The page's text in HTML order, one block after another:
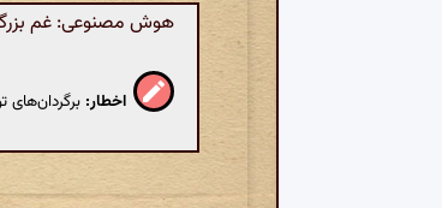
هوش مصنوعی: غم
اخطار: